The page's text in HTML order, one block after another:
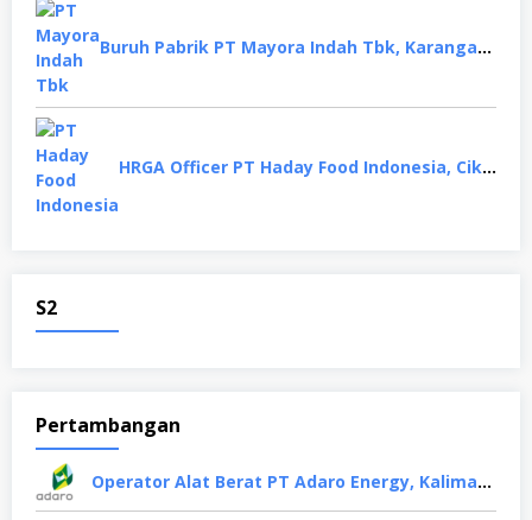
Buruh Pabrik PT Mayora Indah Tbk, Karanganyar
HRGA Officer PT Haday Food Indonesia, Cikarang
S2
Pertambangan
Operator Alat Berat PT Adaro Energy, Kalimantan Selatan